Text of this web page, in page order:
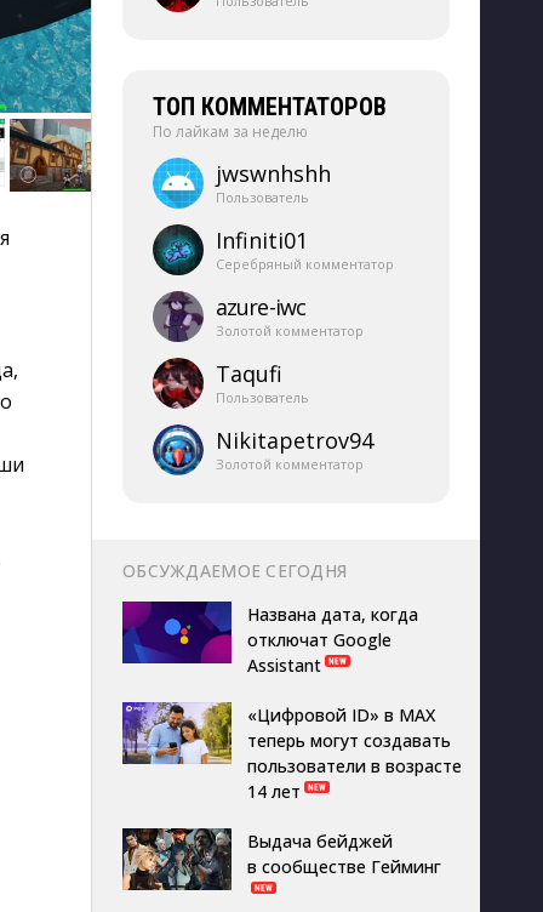
ТОП КОММЕНТАТОРОВ
По лайкам за неделю
jwswnhshh
Пользователь
Infiniti01
Серебряный комментатор
azure-​iwc
Золотой комментатор
Taqufi
Пользователь
Nikitapetrov94
Золотой комментатор
ОБСУЖДАЕМОЕ СЕГОДНЯ
Названа дата, когда
отключат Google
Assistant
«Цифровой ID» в MAX
теперь могут создавать
пользователи в возрасте
14 лет
Выдача бейджей
в сообществе Гейминг